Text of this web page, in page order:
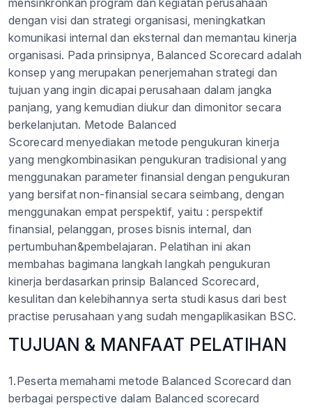
mensinkronkan program dan kegiatan perusahaan
dengan visi dan strategi organisasi, meningkatkan
komunikasi internal dan eksternal dan memantau kinerja
organisasi. Pada prinsipnya, Balanced Scorecard adalah
konsep yang merupakan penerjemahan strategi dan
tujuan yang ingin dicapai perusahaan dalam jangka
panjang, yang kemudian diukur dan dimonitor secara
berkelanjutan. Metode Balanced
Scorecard menyediakan metode pengukuran kinerja
yang mengkombinasikan pengukuran tradisional yang
menggunakan parameter finansial dengan pengukuran
yang bersifat non-finansial secara seimbang, dengan
menggunakan empat perspektif, yaitu : perspektif
finansial, pelanggan, proses bisnis internal, dan
pertumbuhan&pembelajaran. Pelatihan ini akan
membahas bagimana langkah langkah pengukuran
kinerja berdasarkan prinsip Balanced Scorecard,
kesulitan dan kelebihannya serta studi kasus dari best
practise perusahaan yang sudah mengaplikasikan BSC.
TUJUAN & MANFAAT PELATIHAN
1.Peserta memahami metode Balanced Scorecard dan
berbagai perspective dalam Balanced scorecard